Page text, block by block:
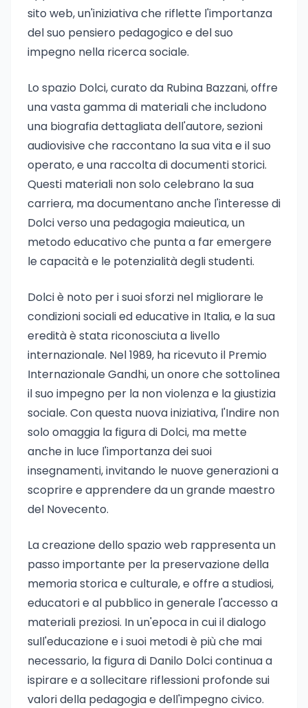
sito web, un'iniziativa che riflette l'importanza
del suo pensiero pedagogico e del suo
impegno nella ricerca sociale.
Lo spazio Dolci, curato da Rubina Bazzani, offre
una vasta gamma di materiali che includono
una biografia dettagliata dell'autore, sezioni
audiovisive che raccontano la sua vita e il suo
operato, e una raccolta di documenti storici.
Questi materiali non solo celebrano la sua
carriera, ma documentano anche l'interesse di
Dolci verso una pedagogia maieutica, un
metodo educativo che punta a far emergere
le capacità e le potenzialità degli studenti.
Dolci è noto per i suoi sforzi nel migliorare le
condizioni sociali ed educative in Italia, e la sua
eredità è stata riconosciuta a livello
internazionale. Nel 1989, ha ricevuto il Premio
Internazionale Gandhi, un onore che sottolinea
il suo impegno per la non violenza e la giustizia
sociale. Con questa nuova iniziativa, l'Indire non
solo omaggia la figura di Dolci, ma mette
anche in luce l'importanza dei suoi
insegnamenti, invitando le nuove generazioni a
scoprire e apprendere da un grande maestro
del Novecento.
La creazione dello spazio web rappresenta un
passo importante per la preservazione della
memoria storica e culturale, e offre a studiosi,
educatori e al pubblico in generale l'accesso a
materiali preziosi. In un'epoca in cui il dialogo
sull'educazione e i suoi metodi è più che mai
necessario, la figura di Danilo Dolci continua a
ispirare e a sollecitare riflessioni profonde sui
valori della pedagogia e dell'impegno civico.